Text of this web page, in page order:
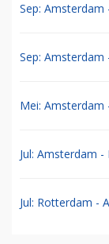
Sep: Amsterdam
Sep: Amsterdam
Mei: Amsterdam
Jul: Amsterdam -
Jul: Rotterdam -